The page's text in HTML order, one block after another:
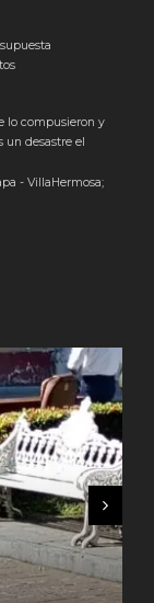
lo compusieron y
un desastre el
- VillaHermosa;
DE